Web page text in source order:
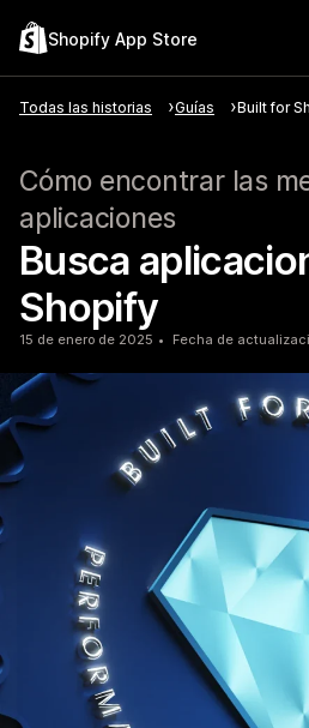
Shopify App Store
Todas las historias Guías Built for
Cómo encontrar las
aplicaciones
Busca
Shopify
15 de enero de 2025 Fecha de